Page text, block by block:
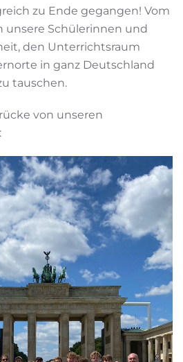
zu Ende gegangen! Vom
unsere Schülerinnen und
den Unterrichtsraum
in ganz Deutschland
tauschen.
von unseren